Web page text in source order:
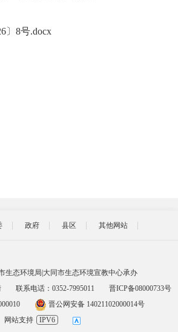
〕8号.docx
政府 县区 其他网站
生态环境局|大同市生态环境宣教中心承办
联系电话：0352-7995011
晋ICP备08000733号
晋公网安备 14021102000014号
网站支持
IPV6